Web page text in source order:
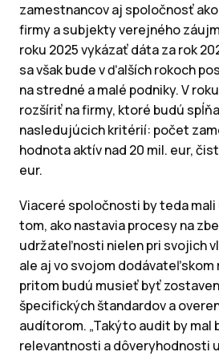
zamestnancov aj spoločnosť
firmy a subjekty verejného
roku 2025 vykázať dáta za rok
sa však bude v ďalších rokoch
na stredné a malé podniky. V
rozšíriť na firmy, ktoré budú
nasledujúcich kritérií: počet
hodnota aktív nad 20 mil. eur,
eur.
Viaceré spoločnosti by teda
tom, ako nastavia procesy na
udržateľnosti nielen pri svojich
ale aj vo svojom dodávateľskom
pritom budú musieť byť
špecifických štandardov a
audítorom. „Takýto audit by mal
relevantnosti a dôveryhodnosti